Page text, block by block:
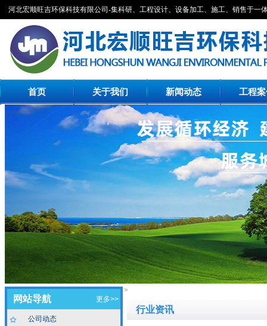
河北宏顺旺吉环保科技有限公司-集科研、工程设计、设备加工、施工、销售于一
首页 关于我们 新闻动态 工程
网站导航 更多>>
公司动态
>
行业资讯